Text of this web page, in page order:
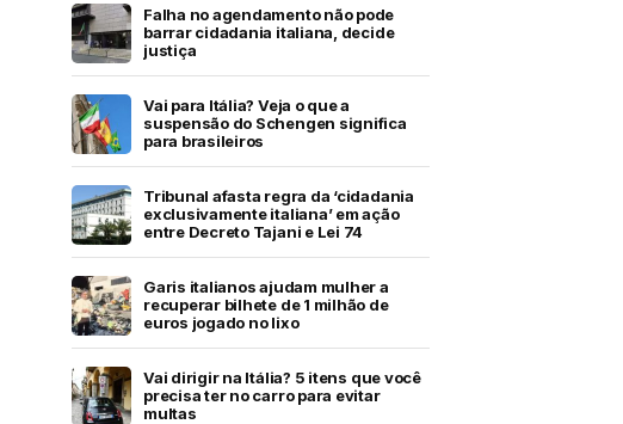
Falha no agendamento não pode
barrar cidadania italiana, decide
justiça
Vai para Itália? Veja o que a
suspensão do Schengen significa
para brasileiros
Tribunal afasta regra da ‘cidadania
exclusivamente italiana’ em ação
entre Decreto Tajani e Lei 74
Garis italianos ajudam mulher a
recuperar bilhete de 1 milhão de
euros jogado no lixo
Vai dirigir na Itália? 5 itens que você
precisa ter no carro para evitar
multas